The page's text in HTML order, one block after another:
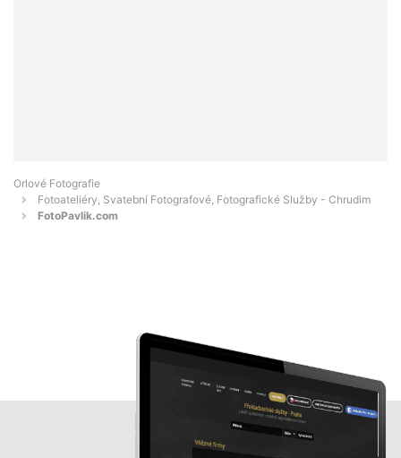
Orlové Fotografie
Fotoateliéry, Svatební Fotografové, Fotografické Služby - Chrudim
FotoPavlik.com